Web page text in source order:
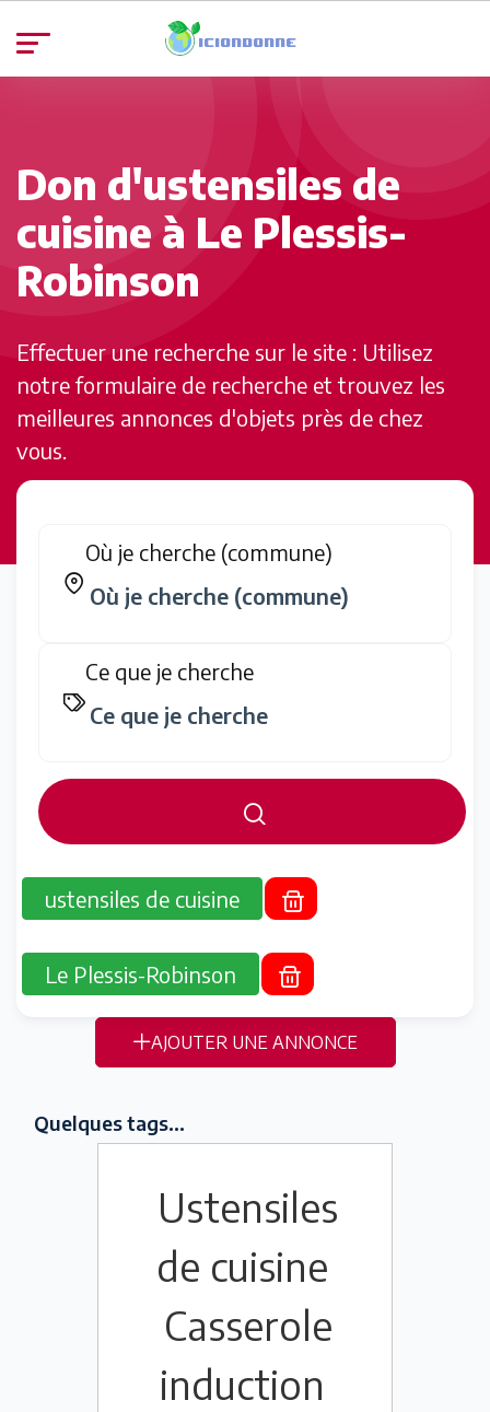
Don d'ustensiles de
cuisine à Le Plessis-
Robinson
Effectuer une recherche sur le site : Utilisez
notre formulaire de recherche et trouvez les
meilleures annonces d'objets près de chez
vous.
Où je cherche (commune)
Ce que je cherche
ustensiles de cuisine
Le Plessis-Robinson
AJOUTER UNE ANNONCE
Quelques tags...
Ustensiles
de cuisine
Casserole
induction